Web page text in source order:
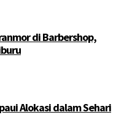
di Barbershop,
Alokasi dalam Sehari